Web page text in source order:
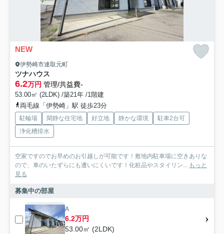
NEW
伊勢崎市連取元町
ツナハウス
6.2万円 管理/共益費-
53.00㎡ (2LDK) /築21年 /1階建
両毛線「伊勢崎」駅 徒歩23分
駐輪場 閑静な住宅地 好立地 静かな環境
駐車2台可
浄化槽排水
空家ですのでお早めのお引越しが可能です！敷地内駐車場に空きありな
ので、車のいたずらにも遭いにくいです！化粧品やスタイリン... もっと
見る
募集中の部屋
A
6.2万円
53.00㎡ (2LDK)